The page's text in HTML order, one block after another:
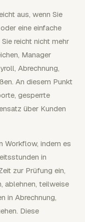
aus, wenn Sie
eine einfache
reicht nicht mehr
Manager
Abrechnung,
An diesem Punkt
gesperrte
über Kunden
Workflow, indem es
in
zur Prüfung ein,
ablehnen, teilweise
in Abrechnung,
Diese